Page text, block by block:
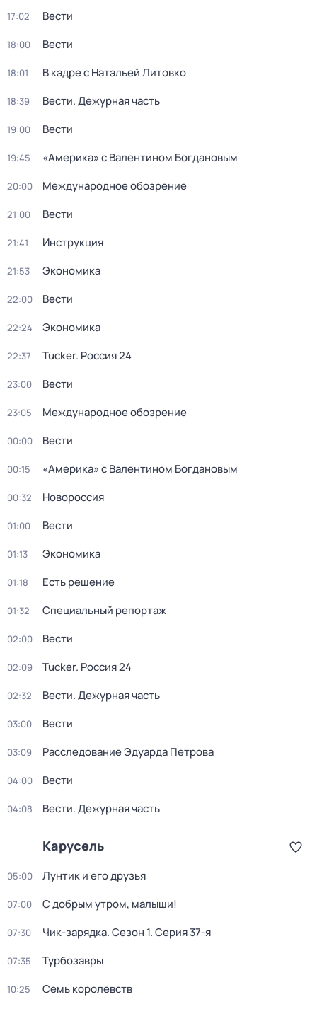
17:02 Вести
18:00 Вести
18:01 В кадре с Натальей Литовко
18:39 Вести. Дежурная часть
19:00 Вести
19:45 «Америка» с Валентином Богдановым
20:00 Международное обозрение
21:00 Вести
21:41 Инструкция
21:53 Экономика
22:00 Вести
22:24 Экономика
22:37 Tucker. Россия 24
23:00 Вести
23:05 Международное обозрение
00:00 Вести
00:15 «Америка» с Валентином Богдановым
00:32 Новороссия
01:00 Вести
01:13 Экономика
01:18 Есть решение
01:32 Специальный репортаж
02:00 Вести
02:09 Tucker. Россия 24
02:32 Вести. Дежурная часть
03:00 Вести
03:09 Расследование Эдуарда Петрова
04:00 Вести
04:08 Вести. Дежурная часть
Карусель
05:00 Лунтик и его друзья
07:00 С добрым утром, малыши!
07:30 Чик-зарядка. Сезон 1. Серия 37-я
07:35 Турбозавры
10:25 Семь королевств